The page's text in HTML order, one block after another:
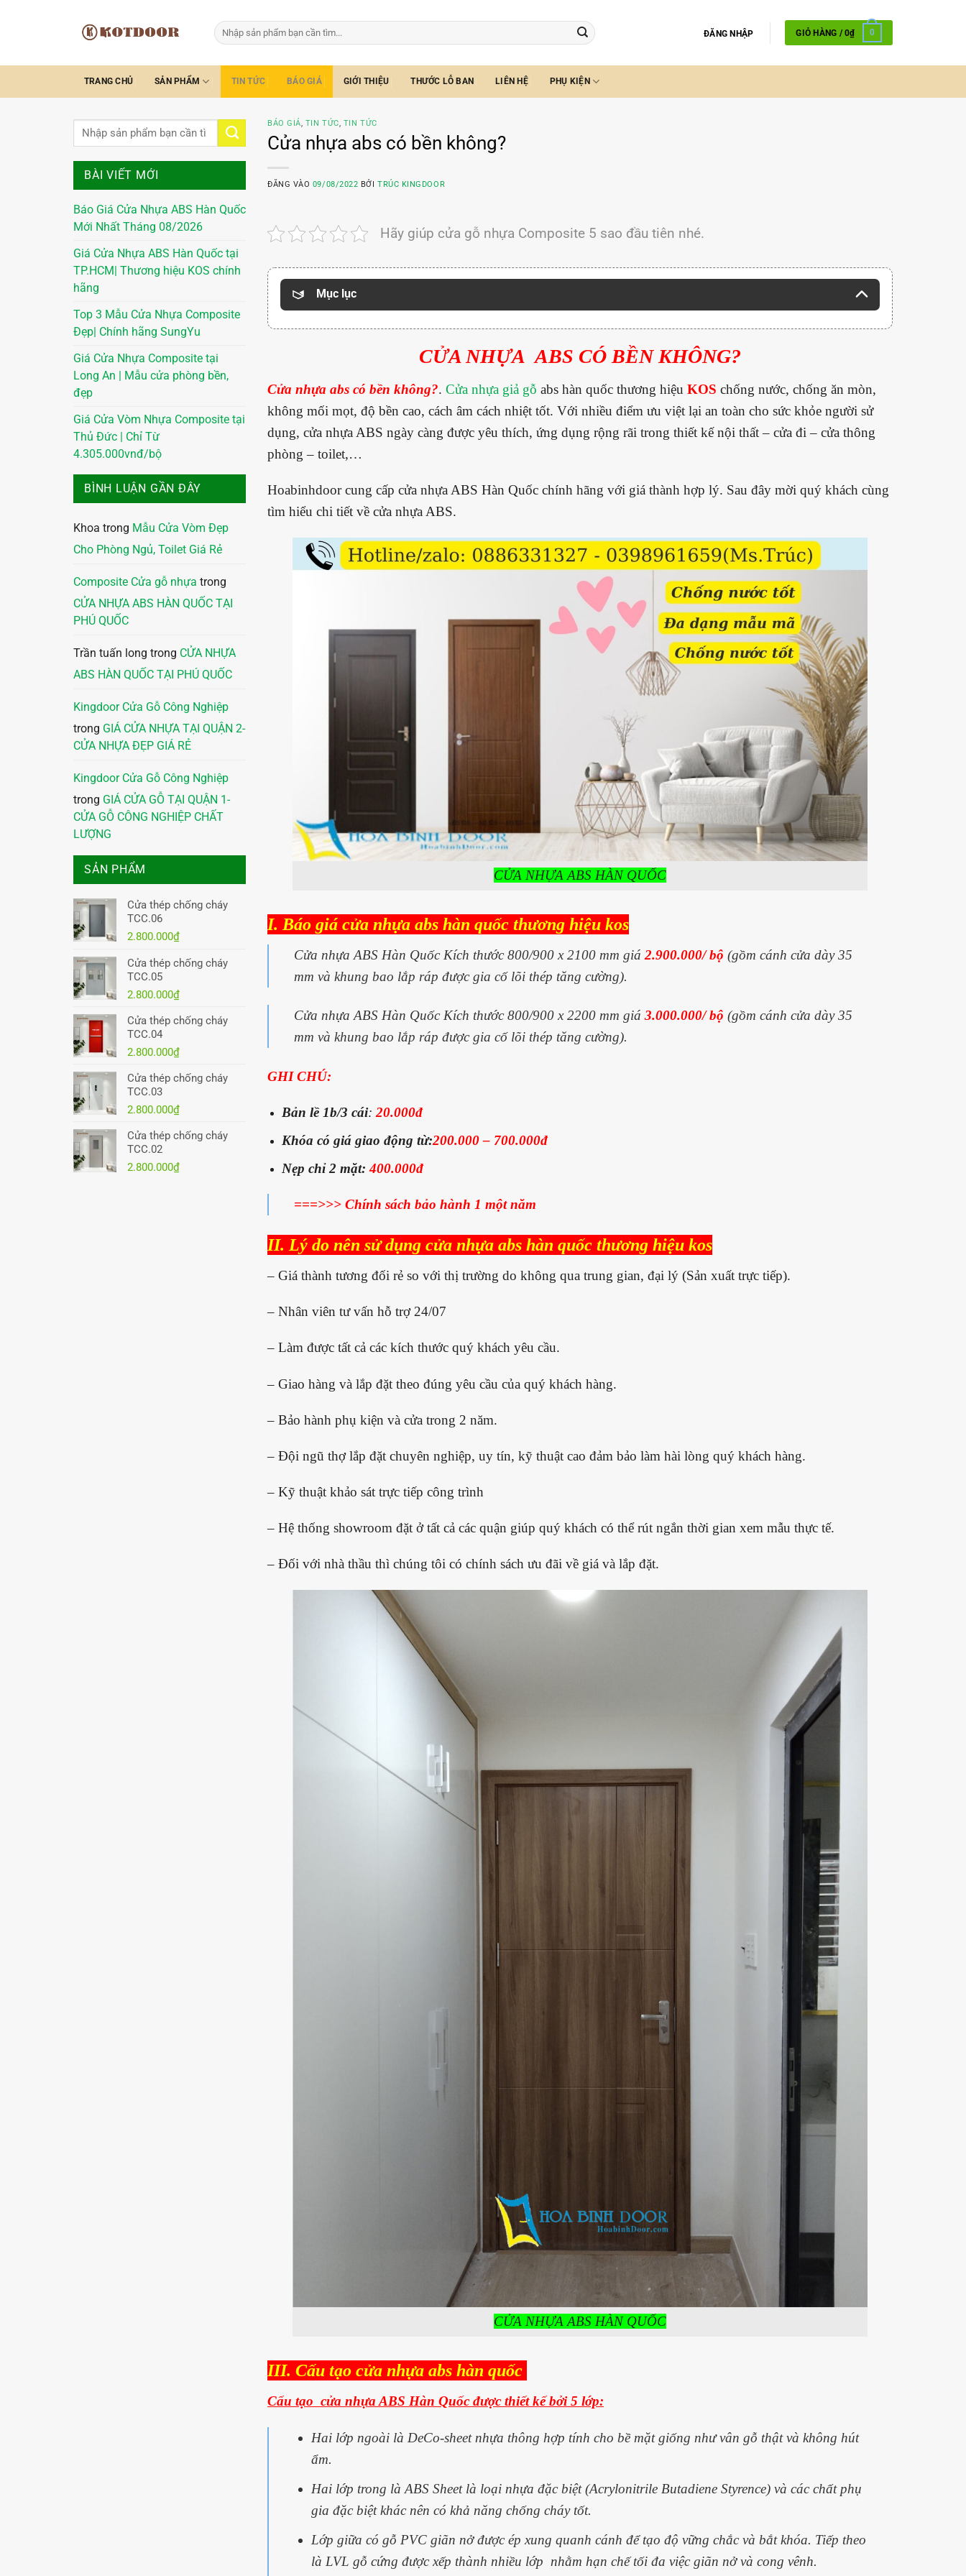
Tìm
kiếm:
ĐĂNG NHẬP GIỎ HÀNG /0₫ 0
TRANG CHỦ SẢN PHẨM TIN TỨC BÁO GIÁ GIỚI THIỆU THƯỚC LỖ BAN LIÊN HỆ PHỤ KIỆN
BÀI VIẾT MỚI
Báo Giá Cửa Nhựa ABS Hàn Quốc
Mới Nhất Tháng 08/2026
Giá Cửa Nhựa ABS Hàn Quốc tại
TP.HCM| Thương hiệu KOS chính
hãng
Top 3 Mẫu Cửa Nhựa Composite
Đẹp| Chính hãng SungYu
Giá Cửa Nhựa Composite tại
Long An | Mẫu cửa phòng bền,
đẹp
Giá Cửa Vòm Nhựa Composite tại
Thủ Đức | Chỉ Từ
4.305.000vnđ/bộ
BÌNH LUẬN GẦN ĐÂY
Khoa trong Mẫu Cửa Vòm Đẹp
Cho Phòng Ngủ, Toilet Giá Rẻ
Composite Cửa gỗ nhựa trong
CỬA NHỰA ABS HÀN QUỐC TẠI
PHÚ QUỐC
Trần tuấn long trong CỬA NHỰA
ABS HÀN QUỐC TẠI PHÚ QUỐC
Kingdoor Cửa Gỗ Công Nghiệp
trong GIÁ CỬA NHỰA TẠI QUẬN 2-
CỬA NHỰA ĐẸP GIÁ RẺ
Kingdoor Cửa Gỗ Công Nghiệp
trong GIÁ CỬA GỖ TẠI QUẬN 1-
CỬA GỖ CÔNG NGHIỆP CHẤT
LƯỢNG
SẢN PHẨM
Cửa thép chống cháy
TCC.06
2.800.000₫
Cửa thép chống cháy
TCC.05
2.800.000₫
Cửa thép chống cháy
TCC.04
2.800.000₫
Cửa thép chống cháy
TCC.03
2.800.000₫
Cửa thép chống cháy
TCC.02
2.800.000₫
BÁO GIÁ, TIN TỨC, TIN TỨC
Cửa nhựa abs có bền không?
ĐĂNG VÀO 09/08/2022 BỞITRÚC KINGDOOR
Hãy giúp cửa gỗ nhựa Composite 5 sao đầu tiên nhé.
Mục lục
CỬA NHỰA ABS CÓ BỀN KHÔNG?
Cửa nhựa abs có bền không?. Cửa nhựa giả gỗ abs hàn quốc thương hiệu KOS chống nước, chống ăn mòn,
không mối mọt, độ bền cao, cách âm cách nhiệt tốt. Với nhiều điểm ưu việt lại an toàn cho sức khỏe người sử
dụng, cửa nhựa ABS ngày càng được yêu thích, ứng dụng rộng rãi trong thiết kế nội thất – cửa đi – cửa thông
phòng – toilet,…
Hoabinhdoor cung cấp cửa nhựa ABS Hàn Quốc chính hãng với giá thành hợp lý. Sau đây mời quý khách cùng
tìm hiểu chi tiết về cửa nhựa ABS.
CỬA NHỰA ABS HÀN QUỐC
I. Báo giá cửa nhựa abs hàn quốc thương hiệu kos
Cửa nhựa ABS Hàn Quốc Kích thước 800/900 x 2100 mm giá 2.900.000/ bộ (gồm cánh cửa dày 35
mm và khung bao lắp ráp được gia cố lõi thép tăng cường).
Cửa nhựa ABS Hàn Quốc Kích thước 800/900 x 2200 mm giá 3.000.000/ bộ (gồm cánh cửa dày 35
mm và khung bao lắp ráp được gia cố lõi thép tăng cường).
GHI CHÚ:
Bản lề 1b/3 cái:20.000đ
Khóa có giá giao động từ:200.000 – 700.000đ
Nẹp chỉ 2 mặt: 400.000đ
===>>> Chính sách bảo hành 1 một năm
II. Lý do nên sử dụng cửa nhựa abs hàn quốc thương hiệu kos
– Giá thành tương đối rẻ so với thị trường do không qua trung gian, đại lý (Sản xuất trực tiếp).
– Nhân viên tư vấn hỗ trợ 24/07
– Làm được tất cả các kích thước quý khách yêu cầu.
– Giao hàng và lắp đặt theo đúng yêu cầu của quý khách hàng.
– Bảo hành phụ kiện và cửa trong 2 năm.
– Đội ngũ thợ lắp đặt chuyên nghiệp, uy tín, kỹ thuật cao đảm bảo làm hài lòng quý khách hàng.
– Kỹ thuật khảo sát trực tiếp công trình
– Hệ thống showroom đặt ở tất cả các quận giúp quý khách có thể rút ngắn thời gian xem mẫu thực tế.
– Đối với nhà thầu thì chúng tôi có chính sách ưu đãi về giá và lắp đặt.
CỬA NHỰA ABS HÀN QUỐC
III. Cấu tạo cửa nhựa abs hàn quốc
Cấu tạo cửa nhựa ABS Hàn Quốc được thiết kế bởi 5 lớp:
Hai lớp ngoài là DeCo-sheet nhựa thông hợp tính cho bề mặt giống như vân gỗ thật và không hút
ẩm.
Hai lớp trong là ABS Sheet là loại nhựa đặc biệt (Acrylonitrile Butadiene Styrence) và các chất phụ
gia đặc biệt khác nên có khả năng chống cháy tốt.
Lớp giữa có gỗ PVC giãn nở được ép xung quanh cánh để tạo độ vững chắc và bắt khóa. Tiếp theo
là LVL gỗ cứng được xếp thành nhiều lớp nhằm hạn chế tối đa việc giãn nở và cong vênh.